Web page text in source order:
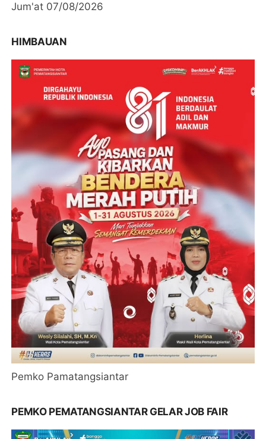
Jum'at 07/08/2026
HIMBAUAN
Pemko Pamatangsiantar
PEMKO PEMATANGSIANTAR GELAR JOB FAIR